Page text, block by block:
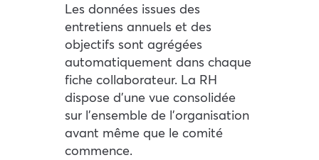
Les données issues des
entretiens annuels et des
objectifs sont agrégées
automatiquement dans chaque
fiche collaborateur. La RH
dispose d’une vue consolidée
sur l’ensemble de l’organisation
avant même que le comité
commence.